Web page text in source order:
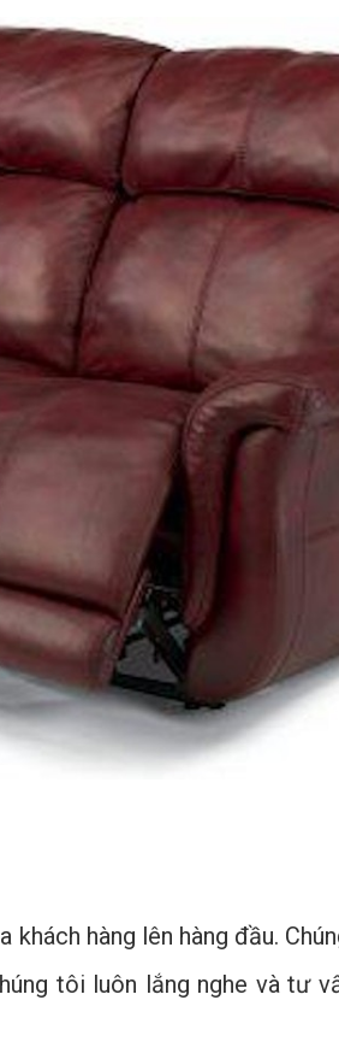
hàng lên hàng đầu.
tôi luôn lắng nghe và tư